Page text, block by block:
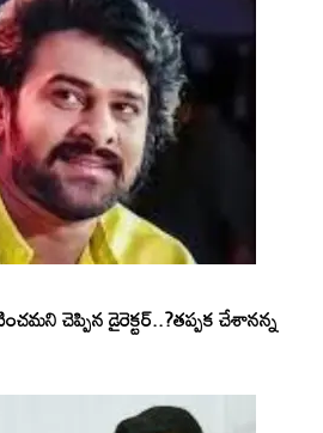
చెప్పిన డైరెక్టర్..?తప్పక చేశానన్న